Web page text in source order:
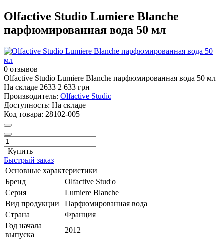
Olfactive Studio Lumiere Blanche
парфюмированная вода 50 мл
0 отзывов
Olfactive Studio Lumiere Blanche парфюмированная вода 50 мл
На складе 2633 2 633 грн
Производитель: Olfactive Studio
Доступность: На складе
Код товара: 28102-005
Купить
Быстрый заказ
Основные характеристики
Бренд
Olfactive Studio
Серия
Lumiere Blanche
Вид продукции
Парфюмированная вода
Страна
Франция
Год начала
выпуска
2012